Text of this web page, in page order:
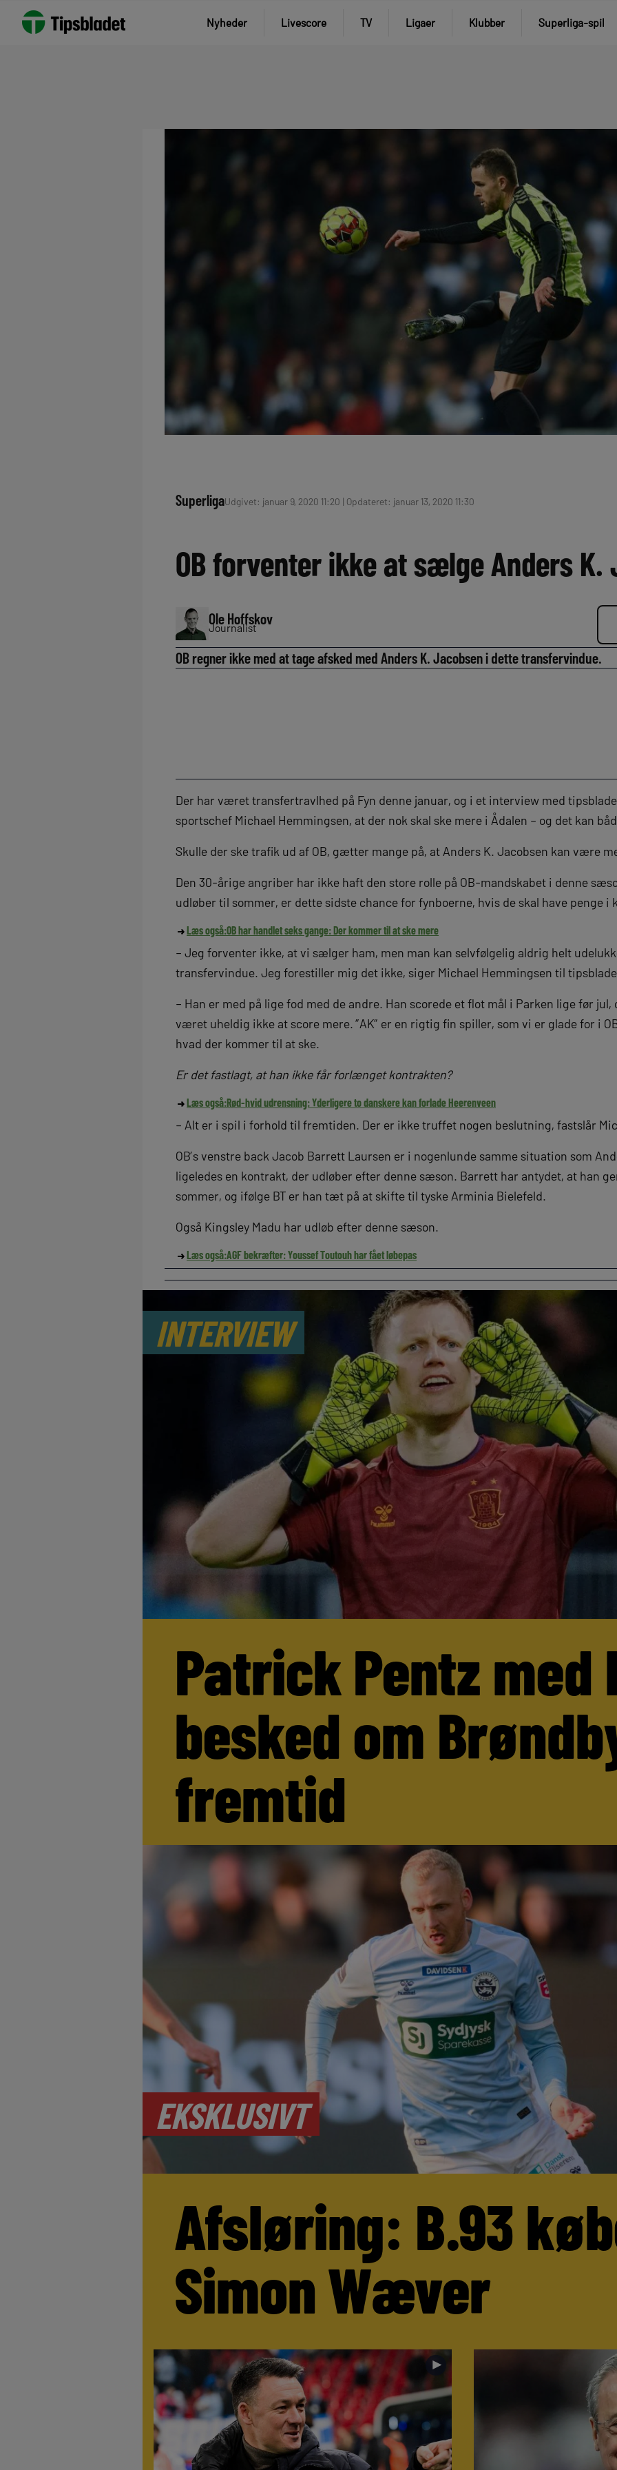
Nyheder Livescore TV Ligaer Klubber Superliga-spil
SuperligaUdgivet: januar 9, 2020 11:20 | Opdateret: januar 13, 2020 11:30
OB forventer ikke at sælge Anders K.
Ole Hoffskov
Journalist
OB regner ikke med at tage afsked med Anders K. Jacobsen i dette transfervindue.
Der har været transfertravlhed på Fyn denne januar, og i et interview med
sportschef Michael Hemmingsen, at der nok skal ske mere i Ådalen – og det kan
Skulle der ske trafik ud af OB, gætter mange på, at Anders K. Jacobsen kan være
Den 30-årige angriber har ikke haft den store rolle på OB-mandskabet i denne
udløber til sommer, er dette sidste chance for fynboerne, hvis de skal have penge i
Læs også:OB har handlet seks gange: Der kommer til at ske mere
– Jeg forventer ikke, at vi sælger ham, men man kan selvfølgelig aldrig helt
transfervindue. Jeg forestiller mig det ikke, siger Michael Hemmingsen til
– Han er med på lige fod med de andre. Han scorede et flot mål i Parken lige før jul,
været uheldig ikke at score mere. ”AK” er en rigtig fin spiller, som vi er glade for i
hvad der kommer til at ske.
Er det fastlagt, at han ikke får forlænget kontrakten?
Læs også:Rød-hvid udrensning: Yderligere to danskere kan forlade Heerenveen
– Alt er i spil i forhold til fremtiden. Der er ikke truffet nogen beslutning, fastslår
OB’s venstre back Jacob Barrett Laursen er i nogenlunde samme situation som
ligeledes en kontrakt, der udløber efter denne sæson. Barrett har antydet, at han
sommer, og ifølge BT er han tæt på at skifte til tyske Arminia Bielefeld.
Også Kingsley Madu har udløb efter denne sæson.
Læs også:AGF bekræfter: Youssef Toutouh har fået løbepas
INTERVIEW
Patrick Pentz med
besked om
fremtid
EKSKLUSIVT
Afsløring: B.93
Simon Wæver
►